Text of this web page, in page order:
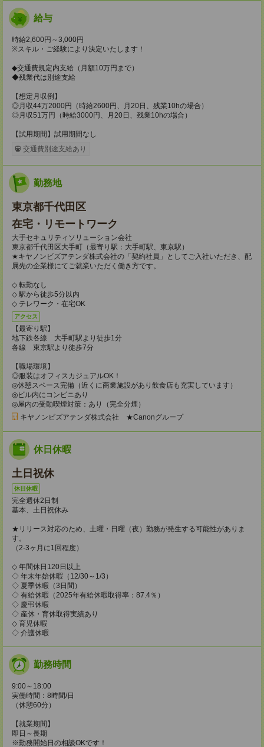
給与
時給2,600円～3,000円
※スキル・ご経験により決定いたします！
◆交通費規定内支給（月額10万円まで）
◆残業代は別途支給
【想定月収例】
◎月収44万2000円（時給2600円、月20日、残業10hの場合）
◎月収51万円（時給3000円、月20日、残業10hの場合）
【試用期間】試用期間なし
交通費別途支給あり
勤務地
東京都千代田区
在宅・リモートワーク
大手セキュリティソリューション会社
東京都千代田区大手町（最寄り駅：大手町駅、東京駅）
★キヤノンビズアテンダ株式会社の「契約社員」としてご入社いただき、配
属先の企業様にてご就業いただく働き方です。
◇ 転勤なし
◇ 駅から徒歩5分以内
◇ テレワーク・在宅OK
アクセス
【最寄り駅】
地下鉄各線 大手町駅より徒歩1分
各線 東京駅より徒歩7分
【職場環境】
◎服装はオフィスカジュアルOK！
◎休憩スペース完備（近くに商業施設があり飲食店も充実しています）
◎ビル内にコンビニあり
◎屋内の受動喫煙対策：あり（完全分煙）
キヤノンビズアテンダ株式会社 ★Canonグループ
休日休暇
土日祝休
休日休暇
完全週休2日制
基本、土日祝休み
★リリース対応のため、土曜・日曜（夜）勤務が発生する可能性がありま
す。
（2-3ヶ月に1回程度）
◇ 年間休日120日以上
◇ 年末年始休暇（12/30～1/3）
◇ 夏季休暇（3日間）
◇ 有給休暇（2025年有給休暇取得率：87.4％）
◇ 慶弔休暇
◇ 産休・育休取得実績あり
◇ 育児休暇
◇ 介護休暇
勤務時間
9:00～18:00
実働時間：8時間/日
（休憩60分）
【就業期間】
即日～長期
※勤務開始日の相談OKです！